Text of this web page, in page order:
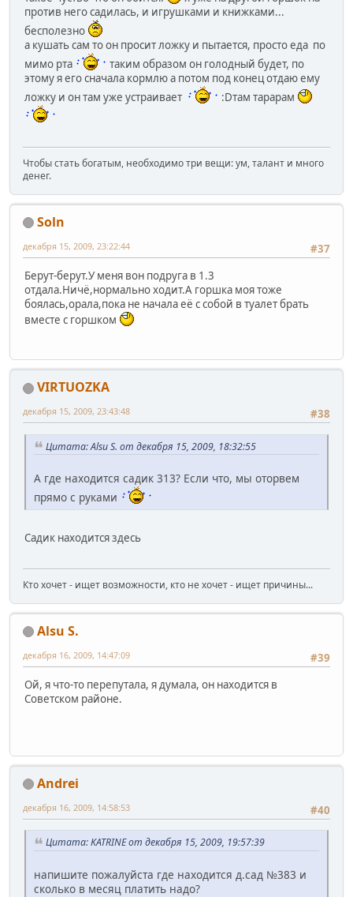
против него садилась, и игрушками и книжками...
бесполезно
а кушать сам то он просит ложку и пытается, просто еда по
мимо рта
таким образом он голодный будет, по
этому я его сначала кормлю а потом под конец отдаю ему
ложку и он там уже устраивает
:Dтам тарарам
Чтобы стать богатым, необходимо три вещи: ум, талант и много
денег.
Soln
#37
декабря 15, 2009, 23:22:44
Берут-берут.У меня вон подруга в 1.3
отдала.Ничё,нормально ходит.А горшка моя тоже
боялась,орала,пока не начала её с собой в туалет брать
вместе с горшком
VIRTUOZKA
#38
декабря 15, 2009, 23:43:48
Цитата: Alsu S. от декабря 15, 2009, 18:32:55
А где находится садик 313? Если что, мы оторвем
прямо с руками
Садик находится здесь
Кто хочет - ищет возможности, кто не хочет - ищет причины...
Alsu S.
#39
декабря 16, 2009, 14:47:09
Ой, я что-то перепутала, я думала, он находится в
Советском районе.
Andrei
#40
декабря 16, 2009, 14:58:53
Цитата: KATRINE от декабря 15, 2009, 19:57:39
напишите пожалуйста где находится д.сад №383 и
сколько в месяц платить надо?